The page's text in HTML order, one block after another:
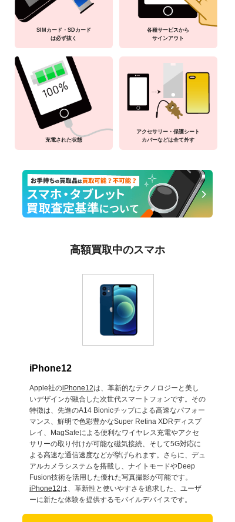
SIMカード・SDカード
は必ず抜く
各種サービスから
サインアウト
充電された状態
アクセサリー・保護シート
カバーなどは全て外す
高額買取中のスマホ
iPhone12
Apple社のiPhone12は、革新的なテクノロジーと美し
いデザインが融合した次世代スマートフォンです。その
特徴は、先進のA14 Bionicチップによる高速なパフォー
マンス、鮮明で色彩豊かなSuper Retina XDRディスプ
レイ、MagSafeによる便利なワイヤレス充電やアクセ
サリーの取り付けが可能な磁気接続、そして5G対応に
よる高速な通信速度などが挙げられます。さらに、デュ
アルカメラシステムを搭載し、ナイトモードやDeep
Fusion技術を活用した優れた写真撮影が可能です。
iPhone12は、革新性と使いやすさを追求した、ユーザ
ーに新たな体験を提供するモバイルデバイスです。